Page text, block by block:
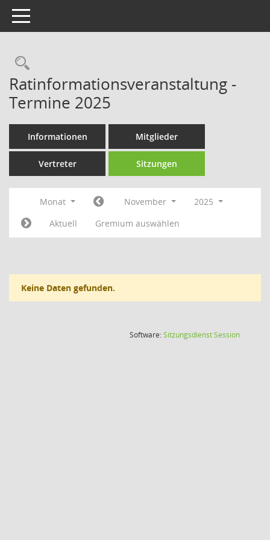
Toggle navigation
Rechercheauswahl
Ratinformationsveranstaltung -
Termine 2025
Informationen Mitglieder
Vertreter Sitzungen
Monat November
2025
Aktuell
Gremium auswählen
Keine Daten gefunden.
Software:SitzungsdienstSession(Wird in